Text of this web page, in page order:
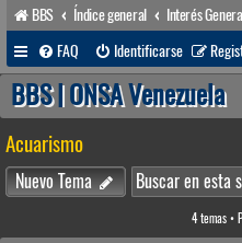
BBS Índice general Interés
FAQ
Identificarse
BBS | ONSA Venezuela
Acuarismo
Nuevo Tema
4 temas •